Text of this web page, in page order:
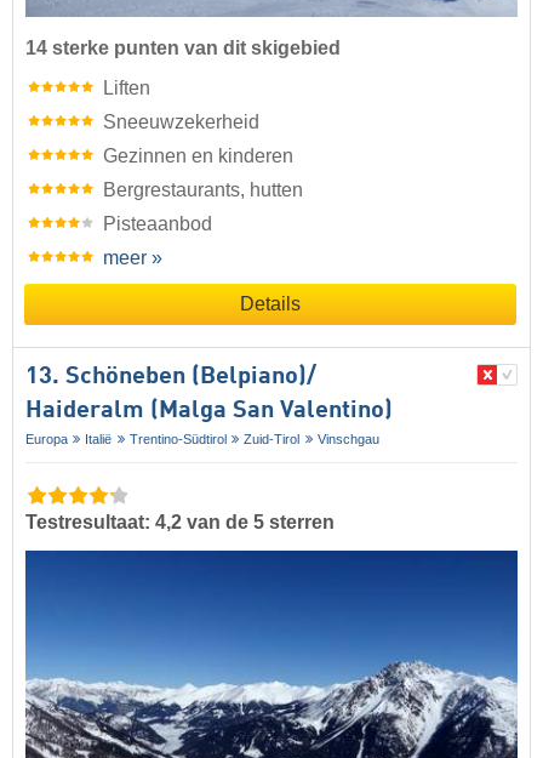
14 sterke punten van dit skigebied
Liften
Sneeuwzekerheid
Gezinnen en kinderen
Bergrestaurants, hutten
Pisteaanbod
meer »
Details
13. Schöneben (Belpiano)/​
Haideralm (Malga San Valentino)
Europa Italië Trentino-Südtirol Zuid-Tirol Vinschgau
Testresultaat: 4,2 van de 5 sterren